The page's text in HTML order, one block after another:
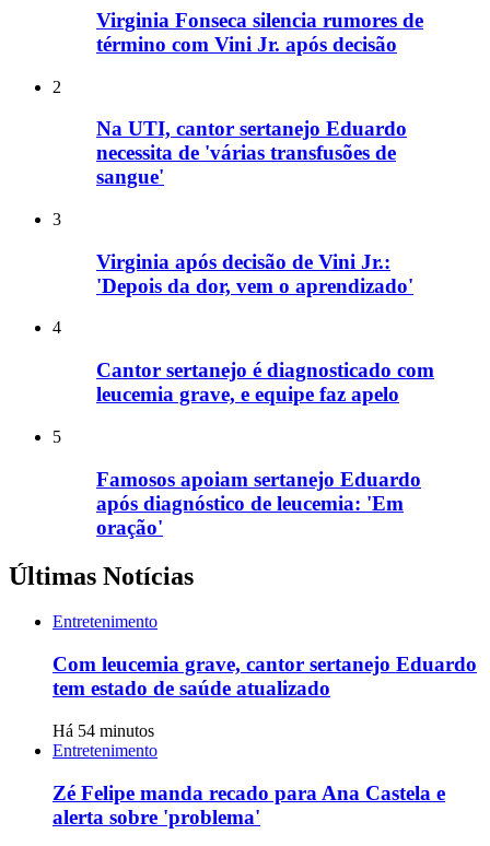
Virginia Fonseca silencia rumores de
término com Vini Jr. após decisão
2
Na UTI, cantor sertanejo Eduardo
necessita de 'várias transfusões de
sangue'
3
Virginia após decisão de Vini Jr.:
'Depois da dor, vem o aprendizado'
4
Cantor sertanejo é diagnosticado com
leucemia grave, e equipe faz apelo
5
Famosos apoiam sertanejo Eduardo
após diagnóstico de leucemia: 'Em
oração'
Últimas Notícias
Entretenimento
Com leucemia grave, cantor sertanejo Eduardo
tem estado de saúde atualizado
Há 54 minutos
Entretenimento
Zé Felipe manda recado para Ana Castela e
alerta sobre 'problema'